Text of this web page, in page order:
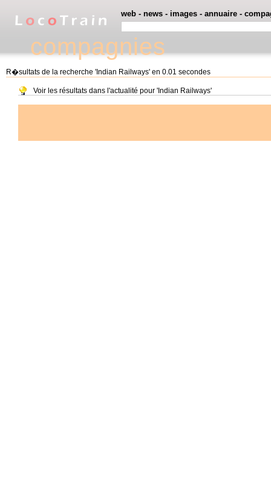
compagnies
web - news - images - annuaire -
R�sultats de la recherche 'Indian Railways' en 0.01 secondes
Voir les résultats dans l'actualité pour 'Indian Railways'